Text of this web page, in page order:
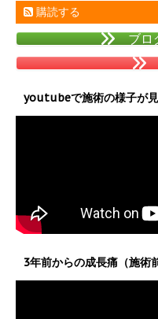
購読する
ブロ
youtubeで施術の様子が
3年前からの成長痛（施術